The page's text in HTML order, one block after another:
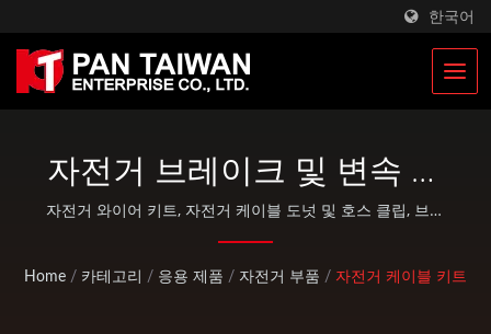
한국어
자전거 브레이크 및 변속 케
이블 | 맞춤형 등산 및 사냥
장비 제조업체 | Pan
자전거 와이어 키트, 자전거 케이블 도넛 및 호스 클립, 브레
이크 및 변속 케이블 키트 | Pan Taiwan은 플라스틱 사출
전거 및 야외 활동 부품과 같은 OEM / ODM 서비스를 제공
Home / 카테고리 / 응용 제품 / 자전거 부품 / 자전거 케이블 키트